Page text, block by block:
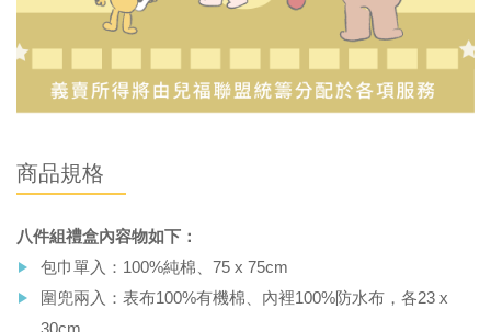
商品規格
八件組禮盒內容物如下：
包巾單入： 100%純棉、 75 x 75cm
圍兜兩入：表布100%有機棉、內裡100%防水布，各23 x